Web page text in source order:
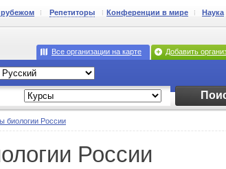
рубежом Репетиторы Конференции в мире Наука
Добавить
Все организации на карте
биологии России
России